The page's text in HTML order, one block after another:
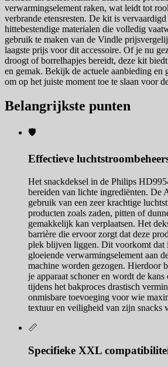
verwarmingselement raken, wat leidt tot
verbrande etensresten. De kit is
hittebestendige materialen die volledig
gebruik te maken van de Vindle
laagste prijs voor dit accessoire. Of je nu
droogt of borrelhapjes bereidt, deze kit
en gemak. Bekijk de actuele aanbieding en
om op het juiste moment toe te slaan voor
Belangrijkste punten
🛡️
Effectieve
Het snackdeksel in de Philips
bereiden van lichte ingrediënten.
gebruik van een zeer krachtige
producten zoals zaden, pitten of
gemakkelijk kan verplaatsen. Het
barrière die ervoor zorgt dat deze
plek blijven liggen. Dit voorkomt dat
gloeiende verwarmingselement aan
machine worden gezogen. Hierdoor
je apparaat schoner en wordt de
tijdens het bakproces drastisch
onmisbare toevoeging voor wie
textuur en veiligheid van zijn snacks
📏
Specifieke XXL